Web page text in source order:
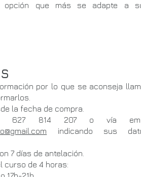
que más se adapte a
por lo que se aconseja
la fecha de compra.
627 814 207 o vía
indicando sus
7 días de antelación.
curso de 4 horas: